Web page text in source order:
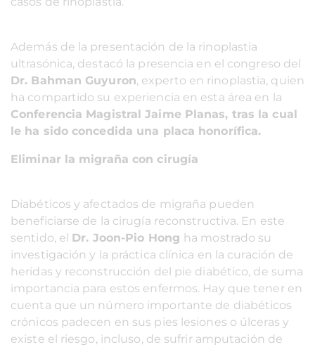
Además de la presentación de la rinoplastia
ultrasónica, destacó la presencia en el congreso del
Dr. Bahman Guyuron, experto en rinoplastia, quien
ha compartido su experiencia en esta área en la
Conferencia Magistral Jaime Planas, tras la cual
le ha sido concedida una placa honorífica.
Eliminar la migraña con cirugía
Diabéticos y afectados de migraña pueden
beneficiarse de la cirugía reconstructiva. En este
sentido, el Dr. Joon-Pio Hong ha mostrado su
investigación y la práctica clínica en la curación de
heridas y reconstrucción del pie diabético, de suma
importancia para estos enfermos. Hay que tener en
cuenta que un número importante de diabéticos
crónicos padecen en sus pies lesiones o úlceras y
existe el riesgo, incluso, de sufrir amputación de